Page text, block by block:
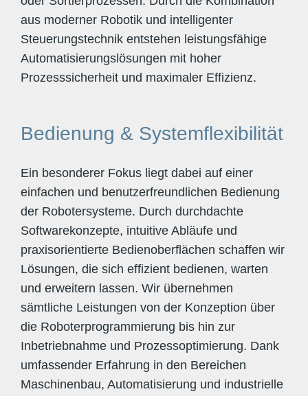
aus moderner Robotik und intelligenter
Steuerungstechnik entstehen leistungsfähige
Automatisierungslösungen mit hoher
Prozesssicherheit und maximaler Effizienz.
Bedienung & Systemflexibilität
Ein besonderer Fokus liegt dabei auf einer
einfachen und benutzerfreundlichen Bedienung
der Robotersysteme. Durch durchdachte
Softwarekonzepte, intuitive Abläufe und
praxisorientierte Bedienoberflächen schaffen wir
Lösungen, die sich effizient bedienen, warten
und erweitern lassen. Wir übernehmen
sämtliche Leistungen von der Konzeption über
die Roboterprogrammierung bis hin zur
Inbetriebnahme und Prozessoptimierung. Dank
umfassender Erfahrung in den Bereichen
Maschinenbau, Automatisierung und industrielle